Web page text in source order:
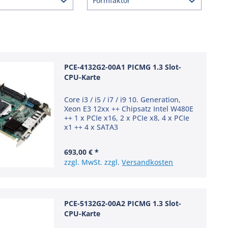
PCE-4132G2-00A1 PICMG 1.3 Slot-
CPU-Karte
Core i3 / i5 / i7 / i9 10. Generation,
Xeon E3 12xx ++ Chipsatz Intel W480E
++ 1 x PCIe x16, 2 x PCIe x8, 4 x PCIe
x1 ++ 4 x SATA3
693,00 € *
zzgl. MwSt. zzgl.Versandkosten
PCE-5132G2-00A2 PICMG 1.3 Slot-
CPU-Karte